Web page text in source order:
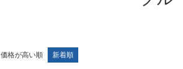
価格が高い順 新着順